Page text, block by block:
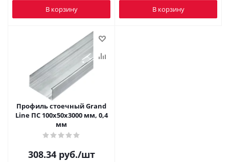
В корзину В корзину
Профиль стоечный Grand
Line ПС 100х50х3000 мм, 0,4
мм
308.34руб./шт